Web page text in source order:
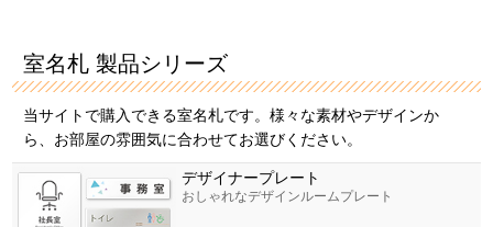
室名札 製品シリーズ
当サイトで購入できる室名札です。様々な素材やデザインか
ら、お部屋の雰囲気に合わせてお選びください。
デザイナープレート
おしゃれなデザインルームプレート